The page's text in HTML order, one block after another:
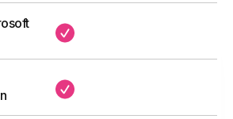
genutzte Kalender zur
Förderung von
im Intranet.
Plan
mit weniger
✔
✔